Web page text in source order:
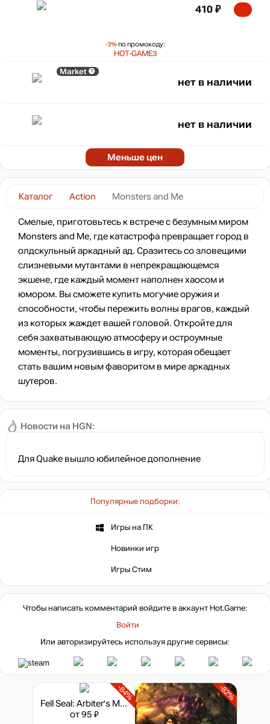
Новости на HGN:
Для Quake вышло юбилейное дополнение
Популярные подборки:
Игры на ПК
Новинки игр
Игры Стим
Каталог Action Monsters and Me
Смелые, приготовьтесь к встрече с безумным миром
Monsters and Me, где катастрофа превращает город в
олдскульный аркадный ад. Сразитесь со зловещими
слизневыми мутантами в непрекращающемся
экшене, где каждый момент наполнен хаосом и
юмором. Вы сможете купить могучие оружия и
способности, чтобы пережить волны врагов, каждый
из которых жаждет вашей головой. Откройте для
себя захватывающую атмосферу и остроумные
моменты, погрузившись в игру, которая обещает
стать вашим новым фаворитом в мире аркадных
шутеров.
-3%по промокоду:
HOT-GAME3
410 ₽
Market
нет в наличии
нет в наличии
Меньше цен
Чтобы написать комментарий войдите в аккаунт Hot.Game:
Войти
Или авторизируйтесь используя другие сервисы:
-84%
Fell Seal: Arbiter's Mark - Missions and Monsters
от 95 ₽
-82%